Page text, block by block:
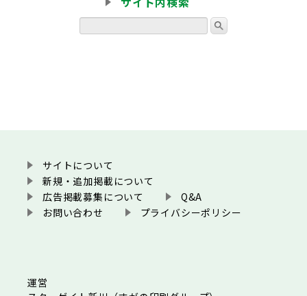
サイトについて
新規・追加掲載について
広告掲載募集について
Q&A
お問い合わせ
プライバシーポリシー
運営